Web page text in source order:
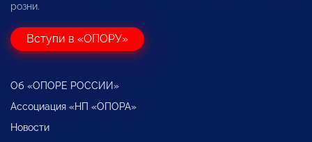
розни.
Вступи в «ОПОРУ»
Об «ОПОРЕ РОССИИ»
Ассоциация «НП «ОПОРА»
Новости